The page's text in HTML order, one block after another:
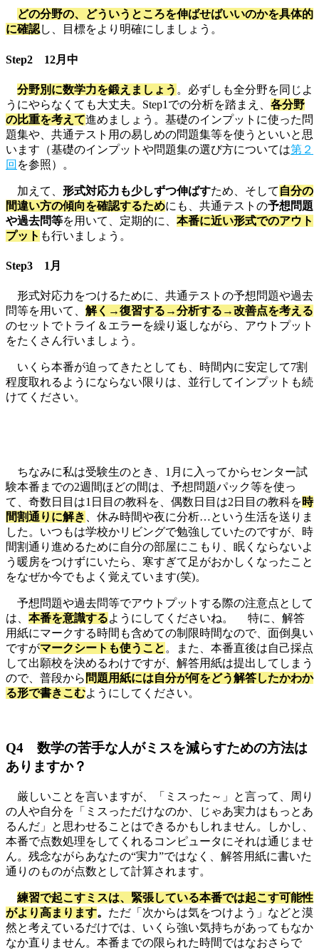
どの分野の、どういうところを伸ばせばいいのかを具体的
に確認し、目標をより明確にしましょう。
Step2 12月中
分野別に数学力を鍛えましょう 。必ずしも全分野を同じよ
うにやらなくても大丈夫。Step1での分析を踏まえ、 各分野
の比重を考えて進めましょう。基礎のインプットに使った問
題集や、共通テスト用の易しめの問題集等を使うといいと思
います（基礎のインプットや問題集の選び方については第２
回 を参照）。
加えて、 形式対応力も少しずつ伸ばすため、そして 自分の
間違い方の傾向を確認するためにも、共通テストの予想問題
や過去問等を用いて、定期的に、 本番に近い形式でのアウト
プット も行いましょう。
Step3 1月
形式対応力をつけるために、共通テストの予想問題や過去
問等を用いて、 解く→復習する→分析する→改善点を考える
のセットでトライ＆エラーを繰り返しながら、アウトプット
をたくさん行いましょう。
いくら本番が迫ってきたとしても、時間内に安定して7割
程度取れるようにならない限りは、並行してインプットも続
けてください。
ちなみに私は受験生のとき、1月に入ってからセンター試
験本番までの2週間ほどの間は、予想問題パック等を使っ
て、奇数日目は1日目の教科を、偶数日目は2日目の教科を時
間割通りに解き 、休み時間や夜に分析…という生活を送りま
した。いつもは学校かリビングで勉強していたのですが、時
間割通り進めるために自分の部屋にこもり、眠くならないよ
う暖房をつけずにいたら、寒すぎて足がおかしくなったこと
をなぜか今でもよく覚えています(笑)。
予想問題や過去問等でアウトプットする際の注意点として
は、 本番を意識するようにしてくださいね。 特に、解答
用紙にマークする時間も含めての制限時間なので、面倒臭い
ですがマークシートも使うこと。また、本番直後は自己採点
して出願校を決めるわけですが、解答用紙は提出してしまう
ので、普段から 問題用紙には自分が何をどう解答したかわか
る形で書きこむようにしてください。
Q4 数学の苦手な人がミスを減らすための方法は
ありますか？
厳しいことを言いますが、「ミスった～」と言って、周り
の人や自分を「ミスっただけなのか、じゃあ実力はもっとあ
るんだ」と思わせることはできるかもしれません。しかし、
本番で点数処理をしてくれるコンピュータにそれは通じませ
ん。残念ながらあなたの“実力”ではなく、解答用紙に書いた
通りのものが点数として計算されます。
練習で起こすミスは、緊張している本番では起こす可能性
がより高まります。 ただ「次からは気をつけよう」などと漠
然と考えているだけでは、いくら強い気持ちがあってもなか
なか直りません。本番までの限られた時間ではなおさらで